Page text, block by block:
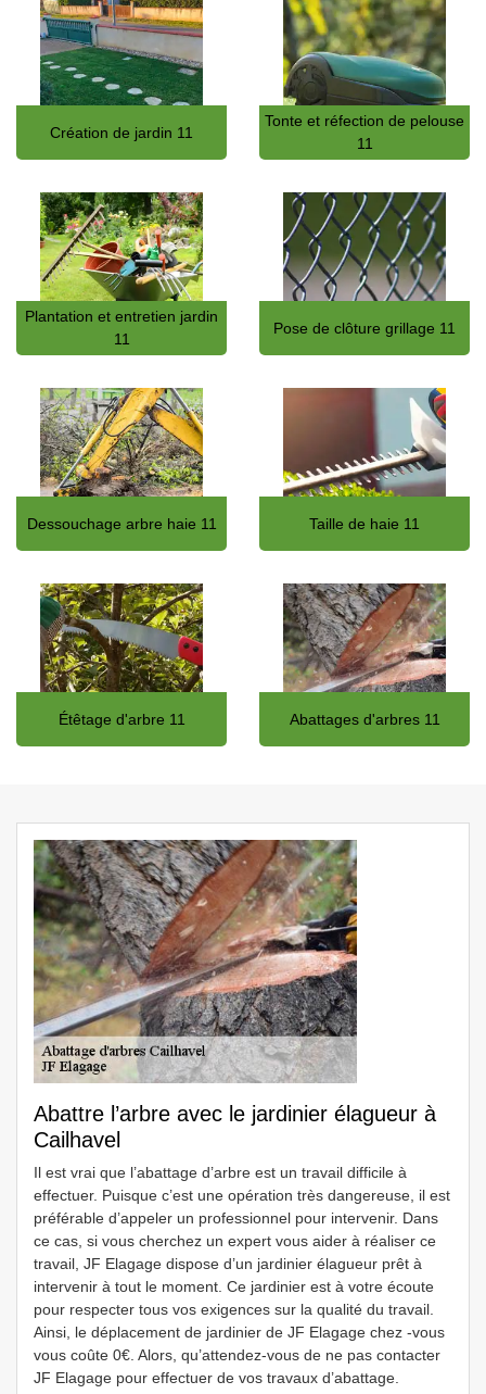
Création de jardin 11
Tonte et réfection de pelouse
11
Plantation et entretien jardin
11
Pose de clôture grillage 11
Dessouchage arbre haie 11 Taille de haie 11
Étêtage d'arbre 11 Abattages d'arbres 11
Abattre l’arbre avec le jardinier élagueur à
Cailhavel
Il est vrai que l’abattage d’arbre est un travail difficile à
effectuer. Puisque c’est une opération très dangereuse, il est
préférable d’appeler un professionnel pour intervenir. Dans
ce cas, si vous cherchez un expert vous aider à réaliser ce
travail, JF Elagage dispose d’un jardinier élagueur prêt à
intervenir à tout le moment. Ce jardinier est à votre écoute
pour respecter tous vos exigences sur la qualité du travail.
Ainsi, le déplacement de jardinier de JF Elagage chez -vous
vous coûte 0€. Alors, qu’attendez-vous de ne pas contacter
JF Elagage pour effectuer de vos travaux d’abattage.